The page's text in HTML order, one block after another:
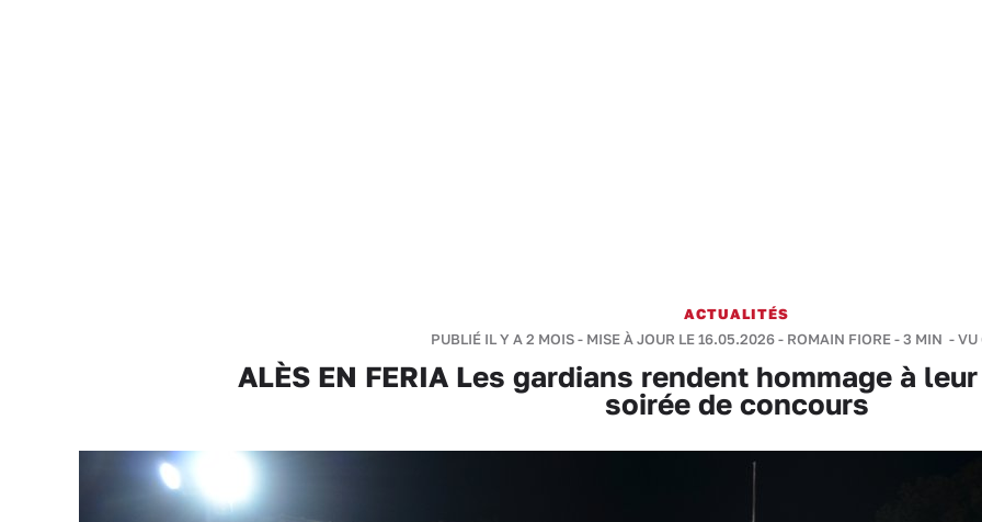
ACTUALITÉS
PUBLIÉ IL Y A 2 MOIS - MISE À JOUR LE 16.05.2026 - ROMAIN FIORE-3 MIN - VU
ALÈS EN FERIA Les gardians rendent hommage à
soirée de concours